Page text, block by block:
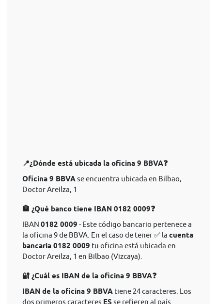
📍¿Dónde está ubicada la oficina 9 BBVA❓
Oficina 9 BBVAse encuentra ubicada en Bilbao,
Doctor Areilza, 1
🏦 ¿Qué banco tiene IBAN 0182 0009❓
IBAN 0182 0009 - Este código bancario pertenece a
la oficina 9 de BBVA. En el caso de tener ✅ la cuenta
bancaria 0182 0009 tu oficina está ubicada en
Doctor Areilza, 1 en Bilbao (Vizcaya).
🔐 ¿Cuál es IBAN de la oficina 9 BBVA❓
IBAN de la oficina 9 BBVA tiene 24 caracteres. Los
dos primeros caracteres ES se refieren al país